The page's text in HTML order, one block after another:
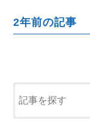
2年前の記事